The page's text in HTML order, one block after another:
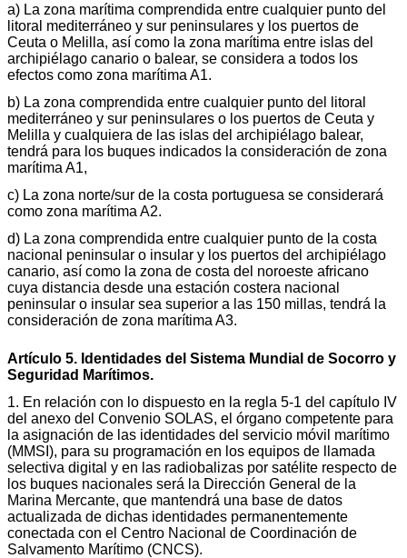
a) La zona marítima comprendida entre cualquier punto del
litoral mediterráneo y sur peninsulares y los puertos de
Ceuta o Melilla, así como la zona marítima entre islas del
archipiélago canario o balear, se considera a todos los
efectos como zona marítima A1.
b) La zona comprendida entre cualquier punto del litoral
mediterráneo y sur peninsulares o los puertos de Ceuta y
Melilla y cualquiera de las islas del archipiélago balear,
tendrá para los buques indicados la consideración de zona
marítima A1,
c) La zona norte/sur de la costa portuguesa se considerará
como zona marítima A2.
d) La zona comprendida entre cualquier punto de la costa
nacional peninsular o insular y los puertos del archipiélago
canario, así como la zona de costa del noroeste africano
cuya distancia desde una estación costera nacional
peninsular o insular sea superior a las 150 millas, tendrá la
consideración de zona marítima A3.
Artículo 5. Identidades del Sistema Mundial de Socorro y
Seguridad Marítimos.
1. En relación con lo dispuesto en la regla 5-1 del capítulo IV
del anexo del Convenio SOLAS, el órgano competente para
la asignación de las identidades del servicio móvil marítimo
(MMSI), para su programación en los equipos de llamada
selectiva digital y en las radiobalizas por satélite respecto de
los buques nacionales será la Dirección General de la
Marina Mercante, que mantendrá una base de datos
actualizada de dichas identidades permanentemente
conectada con el Centro Nacional de Coordinación de
Salvamento Marítimo (CNCS).